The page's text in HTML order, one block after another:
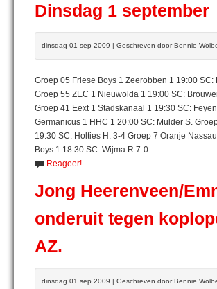
Dinsdag 1 september
dinsdag 01 sep 2009 | Geschreven door Bennie
Groep 05 Friese Boys 1 Zeerobben 1 19:00 SC:
Groep 55 ZEC 1 Nieuwolda 1 19:00 SC:
Groep 41 Eext 1 Stadskanaal 1 19:30 SC:
Germanicus 1 HHC 1 20:00 SC: Mulder S.
19:30 SC: Holties H. 3-4 Groep 7 Oranje
Boys 1 18:30 SC: Wijma R 7-0
Reageer!
Jong Heerenveen/
onderuit tegen
AZ.
dinsdag 01 sep 2009 | Geschreven door Bennie